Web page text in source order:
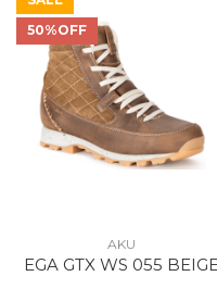
50%OFF
AKU
EGA GTX WS 055